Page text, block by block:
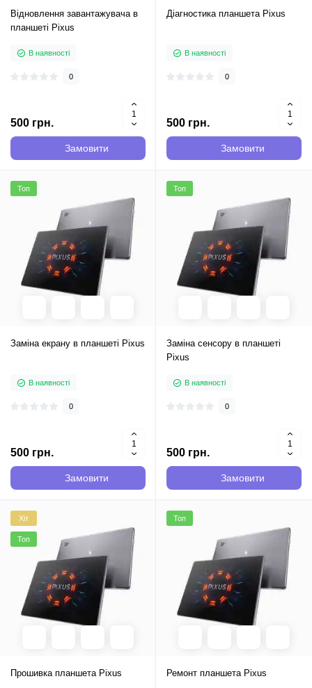
Відновлення завантажувача в
планшеті Pixus
В наявності
0
500 грн.
Замовити
Діагностика планшета Pixus
В наявності
0
500 грн.
Замовити
Топ
Заміна екрану в планшеті Pixus
В наявності
0
500 грн.
Замовити
Топ
Заміна сенсору в планшеті
Pixus
В наявності
0
500 грн.
Замовити
Хіт
Топ
Прошивка планшета Pixus
Топ
Ремонт планшета Pixus